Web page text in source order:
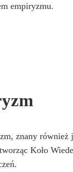
empiryzmu.
znany
Koło